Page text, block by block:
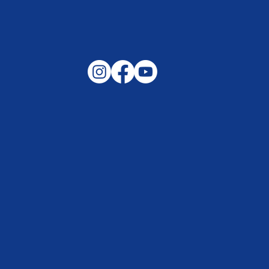
Gemeinsam auf außergewöhnliche